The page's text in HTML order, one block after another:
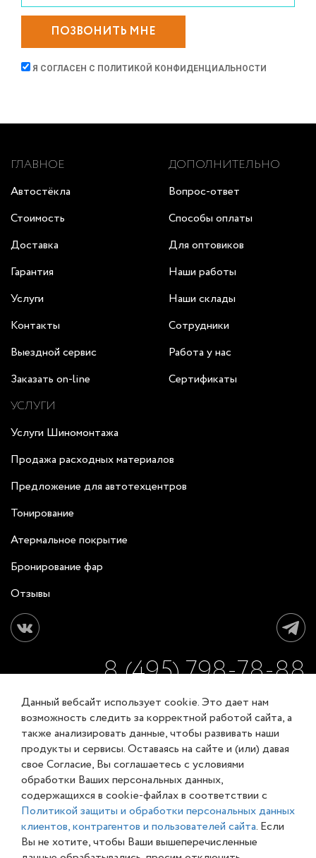
Данный вебсайт использует cookie. Это дает нам
возможность следить за корректной работой сайта, а
также анализировать данные, чтобы развивать наши
продукты и сервисы. Оставаясь на сайте и (или) давая
свое Согласие, Вы соглашаетесь с условиями
обработки Ваших персональных данных,
содержащихся в cookie-файлах в соответствии с
Политикой защиты и обработки персональных данных
клиентов, контрагентов и пользователей сайта. Если
Вы не хотите, чтобы Ваши вышеперечисленные
ПОЗВОНИТЬ МНЕ
Я СОГЛАСЕН С ПОЛИТИКОЙ КОНФИДЕНЦИАЛЬНОСТИ
ГЛАВНОЕ
Автостёкла
Стоимость
Доставка
Гарантия
Услуги
Контакты
Выездной сервис
Заказать on-line
ДОПОЛНИТЕЛЬНО
Вопрос-ответ
Способы оплаты
Для оптовиков
Наши работы
Наши склады
Сотрудники
Работа у нас
Сертификаты
УСЛУГИ
Услуги Шиномонтажа
Продажа расходных материалов
Предложение для автотехцентров
Тонирование
Атермальное покрытие
Бронирование фар
Отзывы
8 (495) 798-78-88
ЗАКАЗАТЬ ОБРАТНЫЙ ЗВОНОК
Соглашение об обработке персональных данных
© XL-Groupp 2007-2026